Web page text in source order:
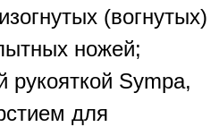
(вогнутых)
ножей;
Sympa,
для